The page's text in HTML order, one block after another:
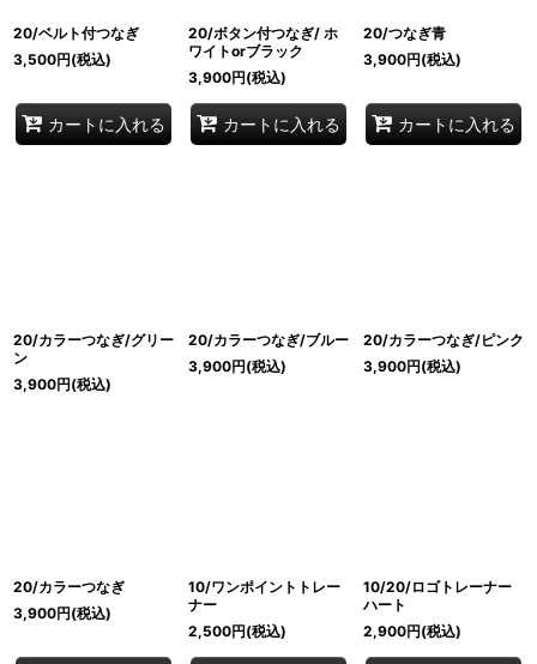
20/ベルト付つなぎ
3,500円(税込)
カートに入れる
20/ボタン付つなぎ/ ホ
ワイトorブラック
3,900円(税込)
カートに入れる
20/つなぎ青
3,900円(税込)
カートに入れる
20/カラーつなぎ/グリー
ン
3,900円(税込)
20/カラーつなぎ/ブルー
3,900円(税込)
20/カラーつなぎ/ピンク
3,900円(税込)
20/カラーつなぎ
3,900円(税込)
10/ワンポイントトレー
ナー
2,500円(税込)
10/20/ロゴトレーナー
ハート
2,900円(税込)